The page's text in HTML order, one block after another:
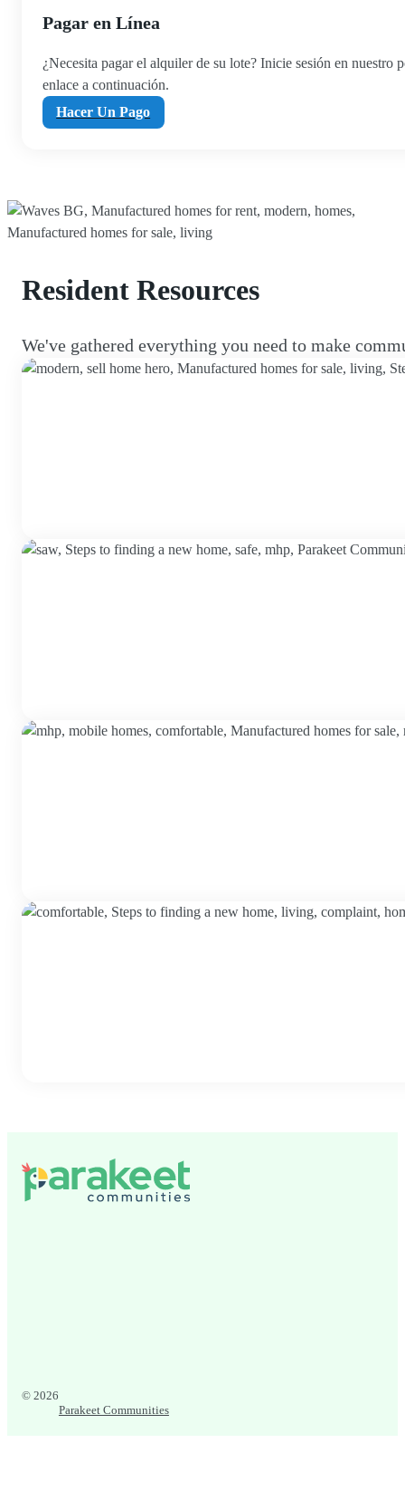
Pagar en Línea
¿Necesita pagar el alquiler de su lote? Inicie sesión en nuestro
enlace a continuación.
Hacer Un Pago
Resident Resources
We've gathered everything you need to make
© 2026
Parakeet Communities